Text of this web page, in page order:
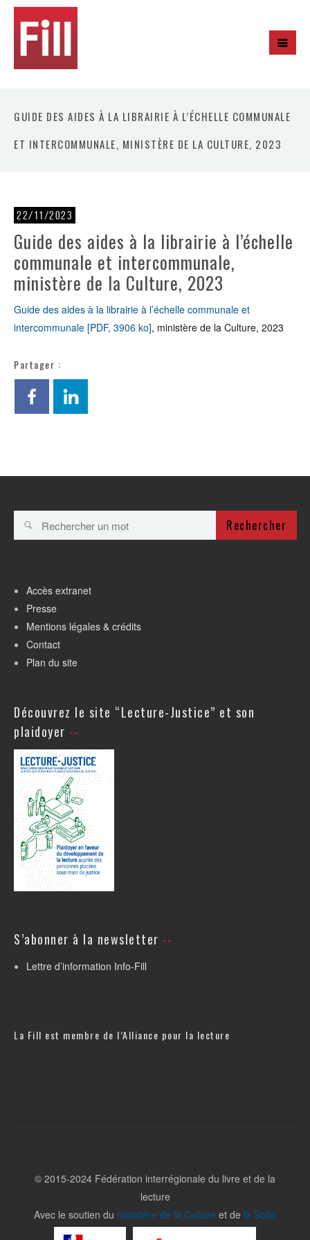
GUIDE DES AIDES À LA LIBRAIRIE À L’ÉCHELLE COMMUNALE
ET INTERCOMMUNALE, MINISTÈRE DE LA CULTURE, 2023
22/11/2023
Guide des aides à la librairie à l’échelle
communale et intercommunale,
ministère de la Culture, 2023
Guide des aides à la librairie à l’échelle communale et
intercommunale [PDF, 3906 ko], ministère de la Culture, 2023
Partager :
Rechercher
Accès extranet
Presse
Mentions légales & crédits
Contact
Plan du site
Découvrez le site “Lecture-Justice” et son
plaidoyer
S’abonner à la newsletter
Lettre d’information Info-Fill
La Fill est membre de l’Alliance pour la lecture
© 2015-2024 Fédération interrégionale du livre et de la
lecture
Avec le soutien du ministère de la Culture et de la Sofia